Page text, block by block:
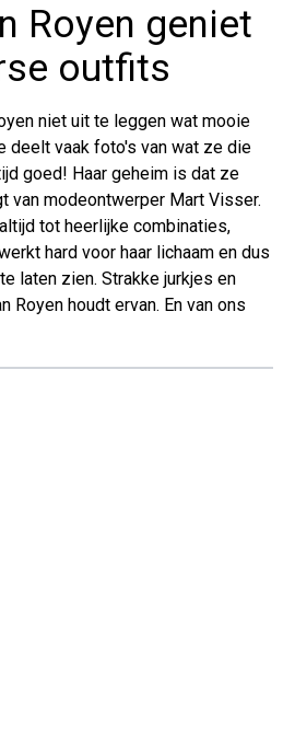
Royen geniet
outfits
niet uit te leggen wat mooie
deelt vaak foto's van wat ze die
goed! Haar geheim is dat ze
van modeontwerper Mart Visser.
tot heerlijke combinaties,
hard voor haar lichaam en dus
laten zien. Strakke jurkjes en
Royen houdt ervan. En van ons